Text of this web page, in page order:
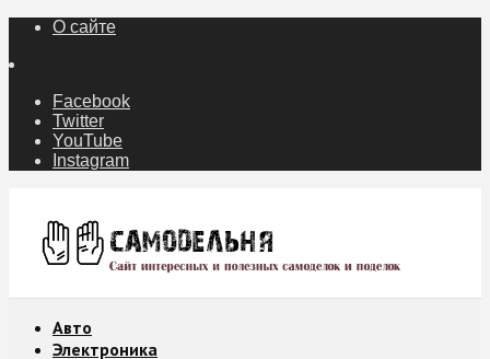
О сайте
Facebook
Twitter
YouTube
Instagram
Авто
Электроника